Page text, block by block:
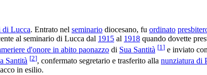
di Lucca. Entrato nel seminario diocesano, fu ordinato
al seminario di Lucca dal 1915 al 1918 quando dovette
d'onore in abito paonazzo di Sua Santità [1 ] e inviato
Santità [2], confermato segretario e trasferito alla nunziatura di
in esilio.